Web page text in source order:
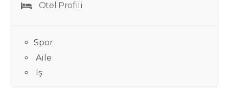
Otel Profili
Spor
Aile
Iş